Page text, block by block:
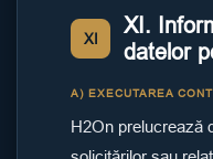
XI
XI.
datelor
A) EXECUTAREA
H2On prelucrează